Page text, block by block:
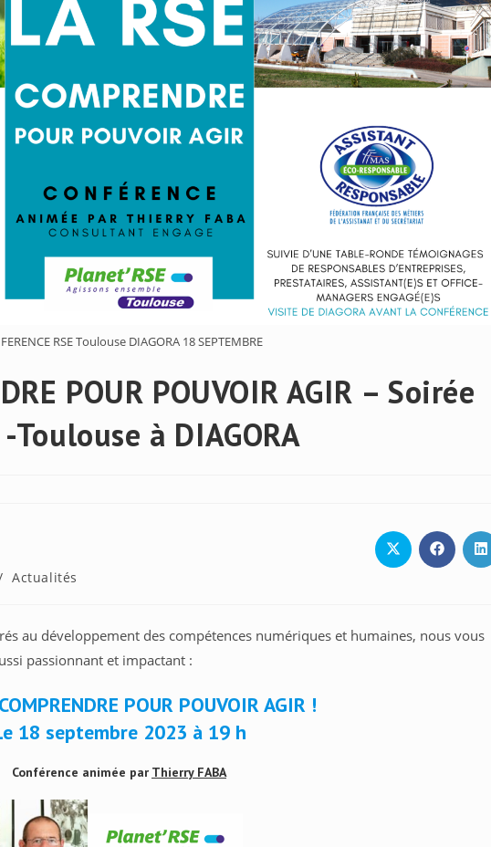
RSE Toulouse DIAGORA 18 SEPTEMBRE
POUR POUVOIR AGIR – Soirée
à DIAGORA
Ouvrir
dans
Ouvrir
dans
Actualités
au développement des compétences numériques et humaines, nous vous
passionnant et impactant :
POUR POUVOIR AGIR !
18 septembre 2023 à 19 h
Conférence animée par Thierry FABA